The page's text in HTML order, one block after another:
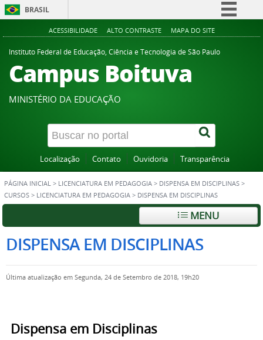
BRASIL
Simplifique!
Comunica BR
Acesso à informação
Canais
ACESSIBILIDADE ALTO CONTRASTE MAPA DO SITE
Instituto Federal de Educação, Ciência e Tecnologia de São Paulo
Campus Boituva
MINISTÉRIO DA EDUCAÇÃO
Localização Contato Ouvidoria Transparência
PÁGINA INICIAL > LICENCIATURA EM PEDAGOGIA > DISPENSA EM DISCIPLINAS >
CURSOS > LICENCIATURA EM PEDAGOGIA > DISPENSA EM DISCIPLINAS
MENU
DISPENSA EM DISCIPLINAS
Última atualização em Segunda, 24 de Setembro de 2018, 19h20
Dispensa em Disciplinas